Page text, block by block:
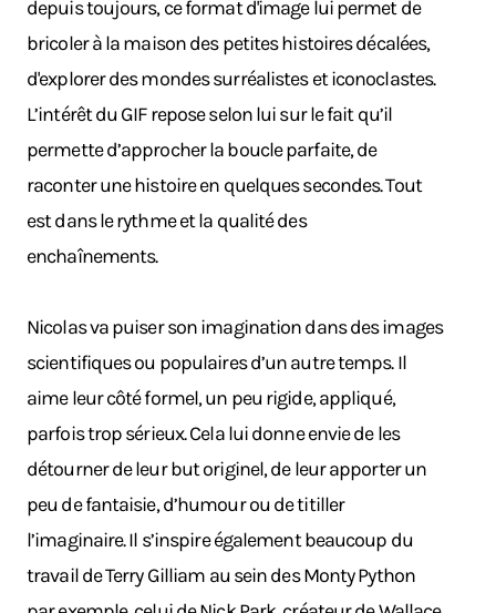
depuis toujours, ce format d'image lui permet de
bricoler à la maison des petites histoires décalées,
d'explorer des mondes surréalistes et iconoclastes.
L’intérêt du GIF repose selon lui sur le fait qu’il
permette d’approcher la boucle parfaite, de
raconter une histoire en quelques secondes. Tout
est dans le rythme et la qualité des
enchaînements.
Nicolas va puiser son imagination dans des images
scientifiques ou populaires d’un autre temps. Il
aime leur côté formel, un peu rigide, appliqué,
parfois trop sérieux. Cela lui donne envie de les
détourner de leur but originel, de leur apporter un
peu de fantaisie, d’humour ou de titiller
l’imaginaire. Il s’inspire également beaucoup du
travail de Terry Gilliam au sein des Monty Python